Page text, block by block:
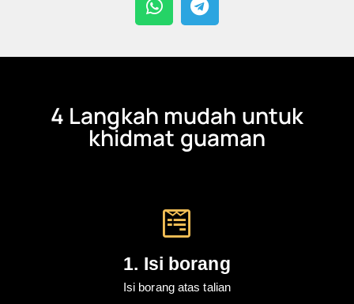
4 Langkah mudah untuk
khidmat guaman
1. Isi borang
Isi borang atas talian